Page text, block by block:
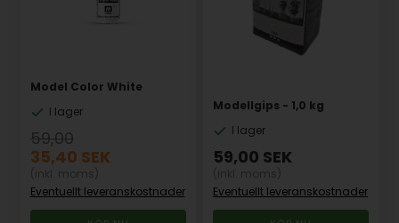
Model Color White
I lager
59,00
35,40 SEK
Eventuellt leveranskostnader
Modellgips - 1,0 kg
I lager
59,00 SEK
Eventuellt leveranskostnader